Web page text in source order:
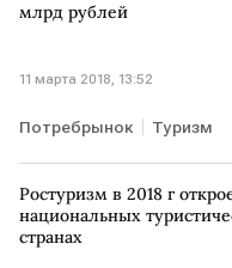
млрд рублей
11 марта 2018, 13:52
Потребрынок Туризм
Ростуризм в 2018 г
национальных
странах